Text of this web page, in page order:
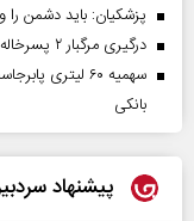
پزشکیان: باید دشمن را
درگیری مرگبار ۲ پسرخاله در پارک
سهمیه ۶۰
بانکی
پیشنهاد